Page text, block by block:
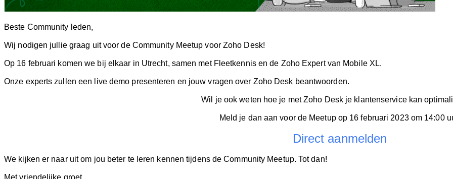
Beste Community leden,
Wij nodigen jullie graag uit voor de Community Meetup voor Zoho Desk!
Op 16 februari komen we bij elkaar in Utrecht, samen met Fleetkennis en de Zoho Expert van Mobile XL.
Onze experts zullen een live demo presenteren en jouw vragen over Zoho Desk beantwoorden.
Wil je ook weten hoe je met Zoho Desk je klantenservice kan
Meld je dan aan voor de Meetup op 16 februari 2023 om 14:00
Direct aanmelden
We kijken er naar uit om jou beter te leren kennen tijdens de Community Meetup. Tot dan!